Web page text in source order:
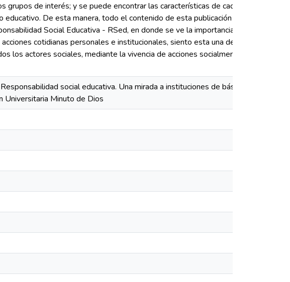
de interés; y se puede encontrar las características de cada una y
De esta manera, todo el contenido de esta publicación
Social Educativa - RSed, en donde se ve la importancia que
cotidianas personales e institucionales, siento esta una decisión, en
los actores sociales, mediante la vivencia de acciones socialmente
social educativa. Una mirada a instituciones de básica y
Universitaria Minuto de Dios